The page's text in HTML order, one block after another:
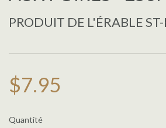
PRODUIT DE L'ÉRABLE
$7.95
Quantité